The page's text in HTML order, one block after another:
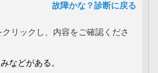
故障かな？診断に戻る
リックし、内容をご確認くださ
などがある。